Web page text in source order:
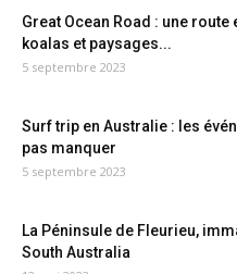
Great Ocean Road : une route
koalas et paysages...
5 septembre 2023
Surf trip en Australie : les
pas manquer
5 septembre 2023
La Péninsule de Fleurieu,
South Australia